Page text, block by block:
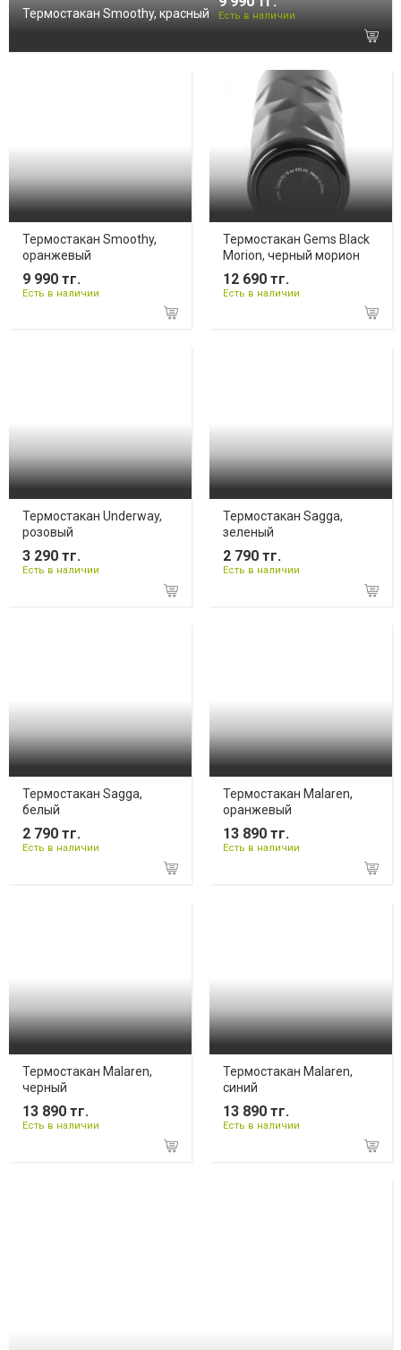
Термостакан Smoothy, красный Есть в наличии
Термостакан Smoothy,
оранжевый
9 990 тг.
Есть в наличии
Термостакан Gems Black
Morion, черный морион
12 690 тг.
Есть в наличии
Термостакан Underway,
розовый
3 290 тг.
Есть в наличии
Термостакан Sagga,
зеленый
2 790 тг.
Есть в наличии
Термостакан Sagga,
белый
2 790 тг.
Есть в наличии
Термостакан Malaren,
оранжевый
13 890 тг.
Есть в наличии
Термостакан Malaren,
черный
13 890 тг.
Есть в наличии
Термостакан Malaren,
синий
13 890 тг.
Есть в наличии